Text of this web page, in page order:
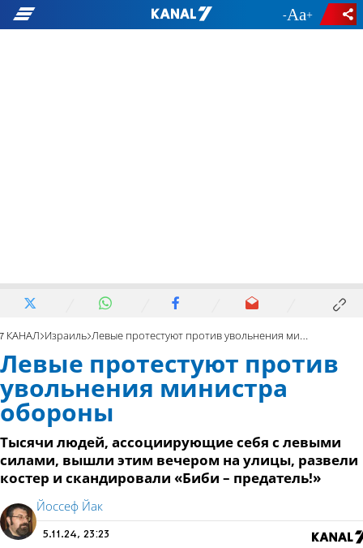
- +
7 КАНАЛ Израиль Левые протестуют против увольнения министра обороны
Левые протестуют против
увольнения министра
обороны
Тысячи людей, ассоциирующие себя с левыми
силами, вышли этим вечером на улицы, развели
костер и скандировали «Биби – предатель!»
Йоссеф Йак
5.11.24, 23:23